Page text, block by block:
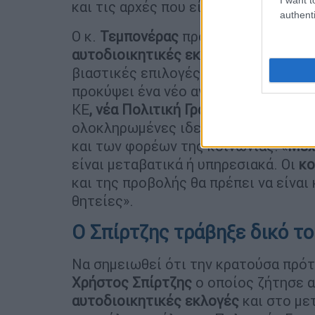
και τις αρχές που είχε προαναφέρει
Ο κ. Τεμπονέρας πρότεινε το
αυτοδιοικητικές εκλογές,
σε μία
βιαστικές επιλογές. Επίσης, σε
προκύψει ένα νέο
ΚΕ, νέα Πολιτική Γραμματεία
ολοκληρωμένες
και των φορέων της κοινωνίας: «
είναι μεταβατικά ή υπηρεσιακά. Οι
και της προβολής θα πρέπει να
θητείες».
Ο Σπίρτζης τράβηξε δικό
Να σημειωθεί ότι την κρατούσα
Χρήστος Σπίρτζης ο οποίος ζήτησε
αυτοδιοικητικές εκλογές και στο